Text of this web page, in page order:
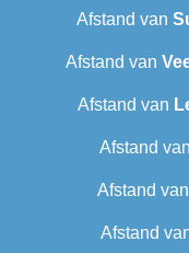
Afstand van
Afstand van
Afstand van
Afstand van
Afstand van
Afstand